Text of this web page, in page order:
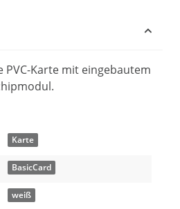
PVC-Karte mit eingebautem
Karte
BasicCard
weiß